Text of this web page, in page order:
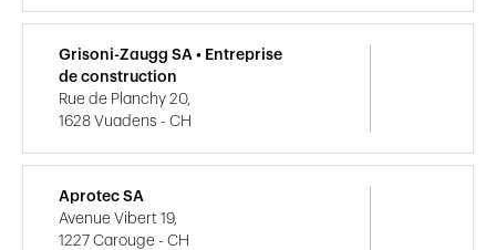
Grisoni-Zaugg SA • Entreprise
de construction
Rue de Planchy 20,
1628 Vuadens - CH
Aprotec SA
Avenue Vibert 19,
1227 Carouge - CH